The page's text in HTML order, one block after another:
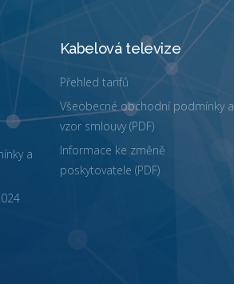
a
Kabelová televize
Přehled tarifů
Všeobecné obchodní podmínky a
vzor smlouvy (PDF)
Informace ke změně
poskytovatele (PDF)